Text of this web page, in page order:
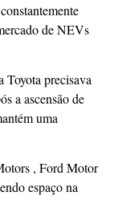
de NEVs
Toyota precisava
a ascensão de
uma
, Ford Motor
espaço na